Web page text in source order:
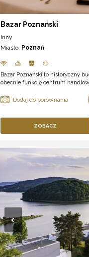
Bazar Poznański
inny
Miasto: Poznań
Bazar Poznański to historyczny
obecnie funkcję centrum
ZOBACZ